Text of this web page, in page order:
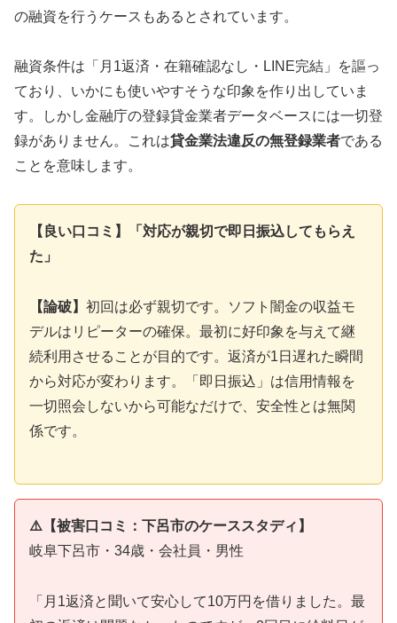
の融資を行うケースもあるとされています。
融資条件は「月1返済・在籍確認なし・LINE完結」を謳っ
ており、いかにも使いやすそうな印象を作り出していま
す。しかし金融庁の登録貸金業者データベースには一切登
録がありません。これは貸金業法違反の無登録業者である
ことを意味します。
【良い口コミ】「対応が親切で即日振込してもらえ
た」
【論破】 初回は必ず親切です。ソフト闇金の収益モ
デルはリピーターの確保。最初に好印象を与えて継
続利用させることが目的です。返済が1日遅れた瞬間
から対応が変わります。「即日振込」は信用情報を
一切照会しないから可能なだけで、安全性とは無関
係です。
⚠️【被害口コミ：下呂市のケーススタディ】
岐阜下呂市・34歳・会社員・男性
「月1返済と聞いて安心して10万円を借りました。最